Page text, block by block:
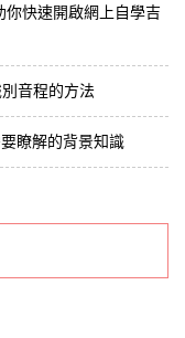
快速開啟網上自學吉
音程的方法
瞭解的背景知識